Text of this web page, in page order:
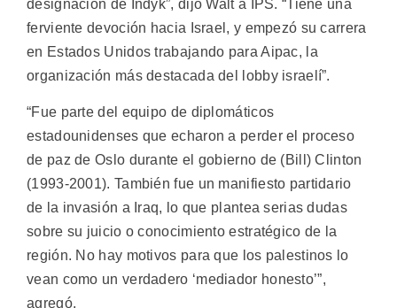
designación de Indyk”, dijo Walt a IPS. “Tiene una
ferviente devoción hacia Israel, y empezó su carrera
en Estados Unidos trabajando para Aipac, la
organización más destacada del lobby israelí”.
“Fue parte del equipo de diplomáticos
estadounidenses que echaron a perder el proceso
de paz de Oslo durante el gobierno de (Bill) Clinton
(1993-2001). También fue un manifiesto partidario
de la invasión a Iraq, lo que plantea serias dudas
sobre su juicio o conocimiento estratégico de la
región. No hay motivos para que los palestinos lo
vean como un verdadero ‘mediador honesto’”,
agregó.